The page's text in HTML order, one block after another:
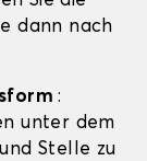
dann nach
:
unter dem
Stelle zu